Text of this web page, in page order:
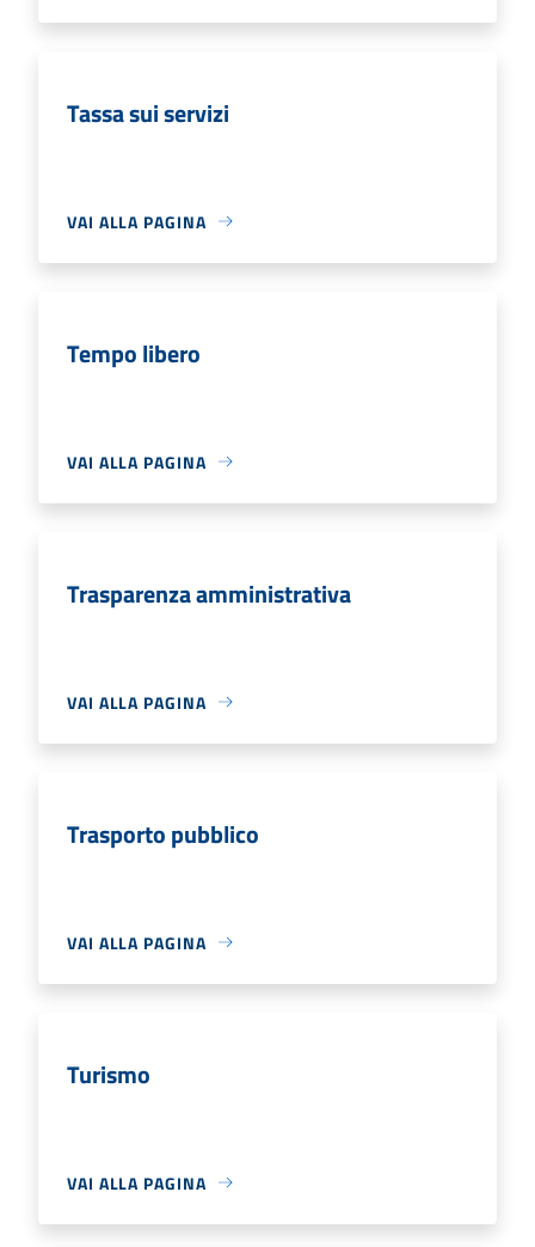
Tassa sui servizi
VAI ALLA PAGINA
Tempo libero
VAI ALLA PAGINA
Trasparenza amministrativa
VAI ALLA PAGINA
Trasporto pubblico
VAI ALLA PAGINA
Turismo
VAI ALLA PAGINA